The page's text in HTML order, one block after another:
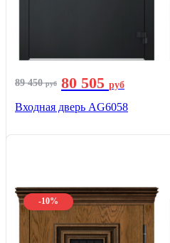
89 450руб 80 505 руб
Входная дверь AG6058
-10%